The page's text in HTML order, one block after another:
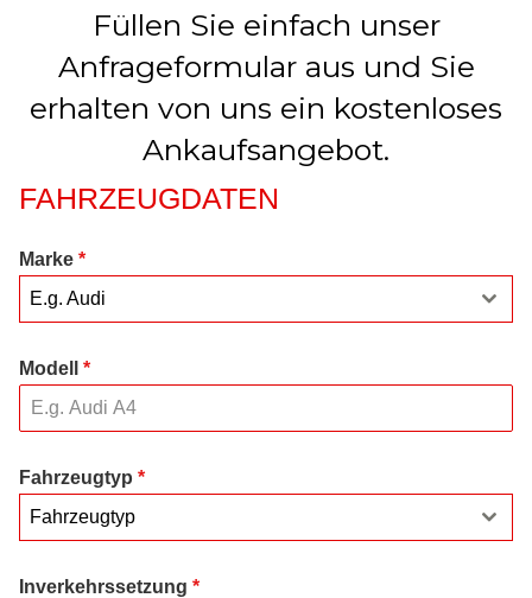
Füllen Sie einfach unser
Anfrageformular aus und Sie
erhalten von uns ein kostenloses
Ankaufsangebot.
FAHRZEUGDATEN
Marke *
E.g. Audi
Modell *
Fahrzeugtyp *
Fahrzeugtyp
Inverkehrssetzung *